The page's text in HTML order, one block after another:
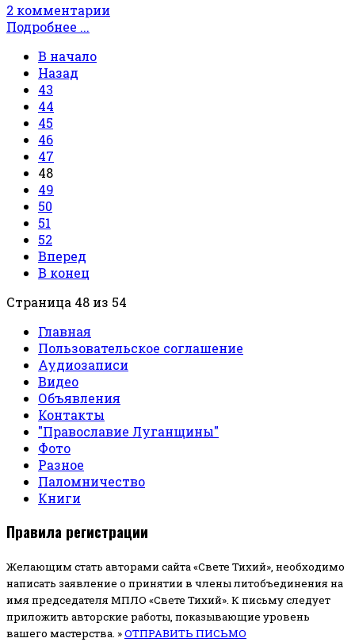
2 комментарии
Подробнее ...
В начало
Назад
43
44
45
46
47
48
49
50
51
52
Вперед
В конец
Страница 48 из 54
Главная
Пользовательское соглашение
Аудиозаписи
Видео
Объявления
Контакты
"Православие Луганщины"
Фото
Разное
Паломничество
Книги
Правила регистрации
Желающим стать авторами сайта «Свете Тихий», необходимо
написать заявление о принятии в члены литобъединения на
имя председателя МПЛО «Свете Тихий». К письму следует
приложить авторские работы, показывающие уровень
вашего мастерства. »ОТПРАВИТЬ ПИСЬМО